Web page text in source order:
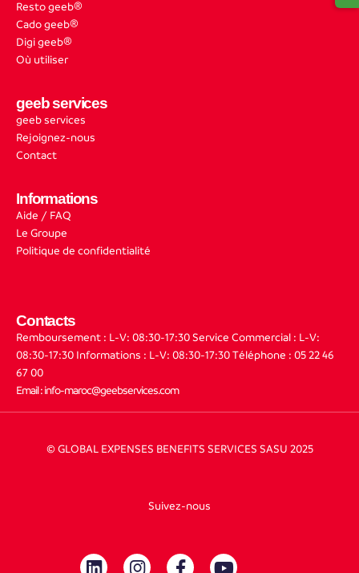
Resto geeb®
Cado geeb®
Digi geeb®
Où utiliser
geeb services
geeb services
Rejoignez-nous
Contact
Informations
Aide / FAQ
Le Groupe
Politique de confidentialité
Contacts
Remboursement : L-V: 08:30-17:30 Service Commercial : L-V:
08:30-17:30 Informations : L-V: 08:30-17:30 Téléphone : 05 22 46
67 00
Email : info-maroc@geebservices.com
© GLOBAL EXPENSES BENEFITS SERVICES SASU 2025
Suivez-nous